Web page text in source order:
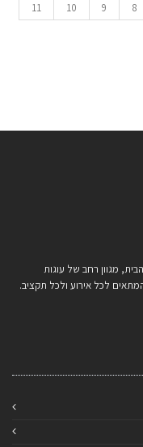
8
9
10
11
מגוון רחב של עוגות
לכל אירוע ולכל תקציב.